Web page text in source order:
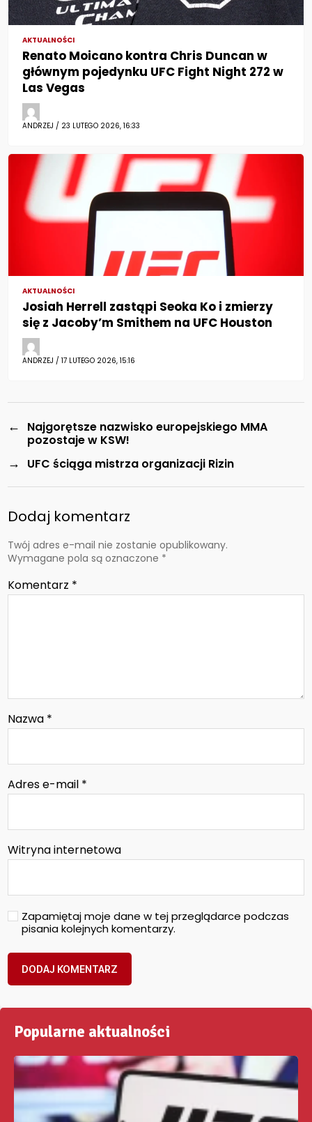
AKTUALNOŚCI
Renato Moicano kontra Chris Duncan w
głównym pojedynku UFC Fight Night 272 w
Las Vegas
ANDRZEJ / 23 LUTEGO 2026, 16:33
AKTUALNOŚCI
Josiah Herrell zastąpi Seoka Ko i zmierzy
się z Jacoby’m Smithem na UFC Houston
ANDRZEJ / 17 LUTEGO 2026, 15:16
←
Najgorętsze nazwisko europejskiego MMA
pozostaje w KSW!
→ UFC ściąga mistrza organizacji Rizin
Dodaj komentarz
Twój adres e-mail nie zostanie opublikowany.
Wymagane pola są oznaczone *
Komentarz *
Nazwa *
Adres e-mail *
Witryna internetowa
Zapamiętaj moje dane w tej przeglądarce podczas
pisania kolejnych komentarzy.
Popularne aktualności